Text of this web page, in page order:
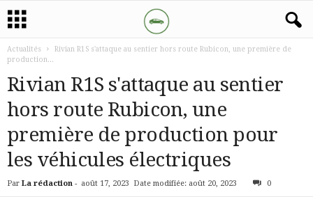
Actualités
Rivian R1S s'attaque au sentier hors route Rubicon, une première de
production...
Rivian R1S s'attaque au sentier
hors route Rubicon, une
première de production pour
les véhicules électriques
Par La rédaction - août 17, 2023 Date modifiée: août 20, 2023 0